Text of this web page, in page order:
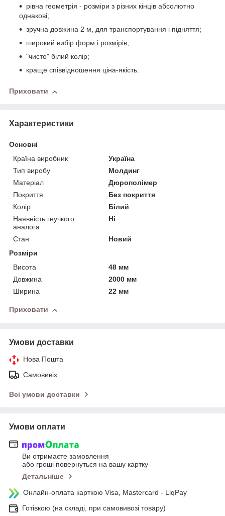
рівна геометрія - розміри з різних кінців абсолютно
однакові;
зручна довжина 2 м, для транспортування і підняття;
широкий вибір форм і розмірів;
"чисто" білий колір;
краще співвідношення ціна-якість.
Приховати
Характеристики
Основні
Країна виробник
Україна
Тип виробу
Молдинг
Матеріал
Дюрополімер
Покриття
Без покриття
Колір
Білий
Наявність гнучкого
аналога
Ні
Стан
Новий
Розміри
Висота
48 мм
Довжина
2000 мм
Ширина
22 мм
Приховати
Умови доставки
Нова Пошта
Самовивіз
Всі умови доставки
Умови оплати
Ви отримаєте замовлення
або гроші повернуться на вашу картку
Детальніше
Онлайн-оплата карткою Visa, Mastercard - LiqPay
Готівкою (на складі, при самовивозі товару)